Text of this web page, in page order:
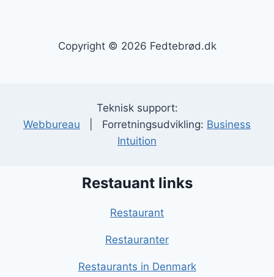
Copyright © 2026 Fedtebrød.dk
Teknisk support:
Webbureau | Forretningsudvikling: Business
Intuition
Restauant links
Restaurant
Restauranter
Restaurants in Denmark